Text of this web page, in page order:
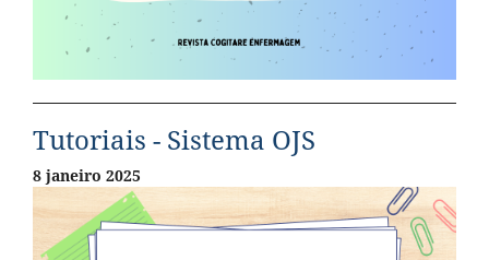
Tutoriais - Sistema OJS
8 janeiro 2025